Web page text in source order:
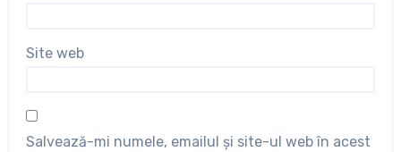
Site web
Salvează-mi numele, emailul și site-ul web în acest